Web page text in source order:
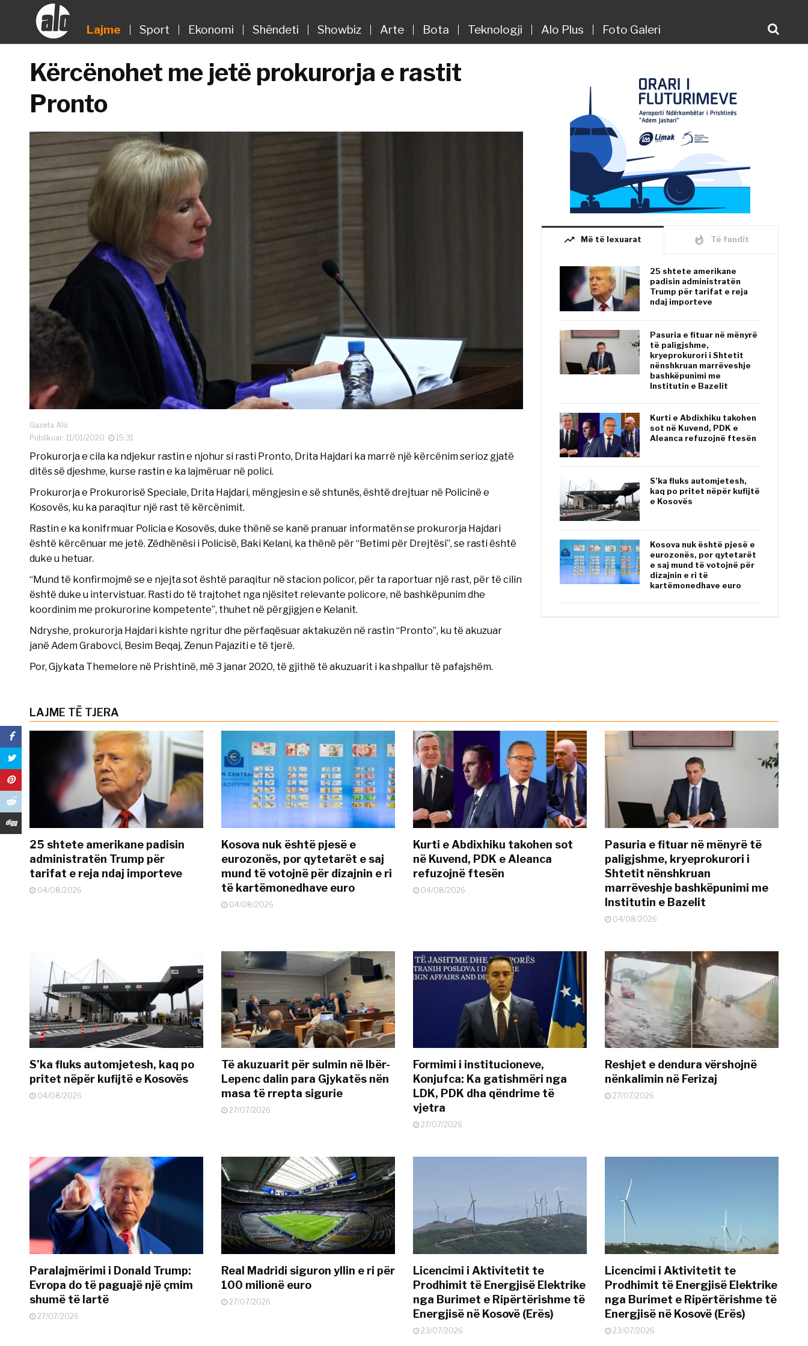
Lajme Sport Ekonomi Shëndeti Showbiz Arte Bota Teknologji Alo Plus Foto Galeri
Kërcënohet me jetë prokurorja e rastit
Pronto
Gazeta Alo
Publikuar: 11/01/2020
15:31
Prokurorja e cila ka ndjekur rastin e njohur si rasti Pronto, Drita Hajdari ka marrë një kërcënim serioz gjatë
ditës së djeshme, kurse rastin e ka lajmëruar në polici.
Prokurorja e Prokurorisë Speciale, Drita Hajdari, mëngjesin e së shtunës, është drejtuar në Policinë e
Kosovës, ku ka paraqitur një rast të kërcënimit.
Rastin e ka konifrmuar Policia e Kosovës, duke thënë se kanë pranuar informatën se prokurorja Hajdari
është kërcënuar me jetë. Zëdhënësi i Policisë, Baki Kelani, ka thënë për “Betimi për Drejtësi”, se rasti është
duke u hetuar.
“Mund të konfirmojmë se e njejta sot është paraqitur në stacion policor, për ta raportuar një rast, për të cilin
është duke u intervistuar. Rasti do të trajtohet nga njësitet relevante policore, në bashkëpunim dhe
koordinim me prokurorine kompetente”, thuhet në përgjigjen e Kelanit.
Ndryshe, prokurorja Hajdari kishte ngritur dhe përfaqësuar aktakuzën në rastin “Pronto”, ku të akuzuar
janë Adem Grabovci, Besim Beqaj, Zenun Pajaziti e të tjerë.
Por, Gjykata Themelore në Prishtinë, më 3 janar 2020, të gjithë të akuzuarit i ka shpallur të pafajshëm.
trending_up Më të lexuarat whatshot Të fundit
25 shtete amerikane
padisin administratën
Trump për tarifat e reja
ndaj importeve
Pasuria e fituar në mënyrë
të paligjshme,
kryeprokurori i Shtetit
nënshkruan marrëveshje
bashkëpunimi me
Institutin e Bazelit
Kurti e Abdixhiku takohen
sot në Kuvend, PDK e
Aleanca refuzojnë ftesën
S’ka fluks automjetesh,
kaq po pritet nëpër kufijtë
e Kosovës
Kosova nuk është pjesë e
eurozonës, por qytetarët
e saj mund të votojnë për
dizajnin e ri të
kartëmonedhave euro
LAJME TË TJERA
25 shtete amerikane padisin
administratën Trump për
tarifat e reja ndaj importeve
04/08/2026
Kosova nuk është pjesë e
eurozonës, por qytetarët e saj
mund të votojnë për dizajnin e ri
të kartëmonedhave euro
04/08/2026
Kurti e Abdixhiku takohen sot
në Kuvend, PDK e Aleanca
refuzojnë ftesën
04/08/2026
Pasuria e fituar në mënyrë të
paligjshme, kryeprokurori i
Shtetit nënshkruan
marrëveshje bashkëpunimi me
Institutin e Bazelit
04/08/2026
S’ka fluks automjetesh, kaq po
pritet nëpër kufijtë e Kosovës
04/08/2026
Të akuzuarit për sulmin në Ibër-
Lepenc dalin para Gjykatës nën
masa të rrepta sigurie
27/07/2026
Formimi i institucioneve,
Konjufca: Ka gatishmëri nga
LDK, PDK dha qëndrime të
vjetra
27/07/2026
Reshjet e dendura vërshojnë
nënkalimin në Ferizaj
27/07/2026
Paralajmërimi i Donald Trump:
Evropa do të paguajë një çmim
shumë të lartë
27/07/2026
Real Madridi siguron yllin e ri për
100 milionë euro
27/07/2026
Licencimi i Aktivitetit te
Prodhimit të Energjisë Elektrike
nga Burimet e Ripërtërishme të
Energjisë në Kosovë (Erës)
23/07/2026
Licencimi i Aktivitetit te
Prodhimit të Energjisë Elektrike
nga Burimet e Ripërtërishme të
Energjisë në Kosovë (Erës)
23/07/2026